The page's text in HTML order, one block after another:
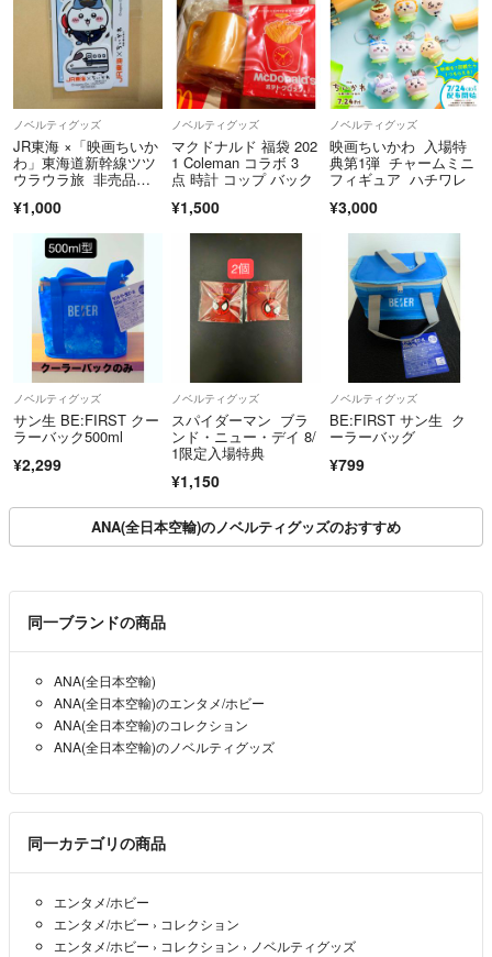
ノベルティグッズ
JR東海 ×「映画ちいか
わ」東海道新幹線ツツ
ウラウラ旅 非売品特
イカットステッカー 4
枚セット
¥1,000
ノベルティグッズ
マクドナルド 福袋 202
1 Coleman コラボ 3
点 時計 コップ バック
¥1,500
ノベルティグッズ
映画ちいかわ 入場特
典第1弾 チャームミニ
フィギュア ハチワレ
¥3,000
ノベルティグッズ
サン生 BE:FIRST クー
ラーバック500ml
¥2,299
ノベルティグッズ
スパイダーマン ブラ
ンド・ニュー・デイ 8/
1限定入場特典
¥1,150
ノベルティグッズ
BE:FIRST サン生 ク
ーラーバッグ
¥799
ANA(全日本空輸)のノベルティグッズのおすすめ
同一ブランドの商品
ANA(全日本空輸)
ANA(全日本空輸)のエンタメ/ホビー
ANA(全日本空輸)のコレクション
ANA(全日本空輸)のノベルティグッズ
同一カテゴリの商品
エンタメ/ホビー
エンタメ/ホビー › コレクション
エンタメ/ホビー › コレクション › ノベルティグッズ